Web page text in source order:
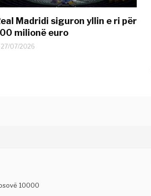
Madridi siguron yllin e ri për
milionë euro
07/2026
10000